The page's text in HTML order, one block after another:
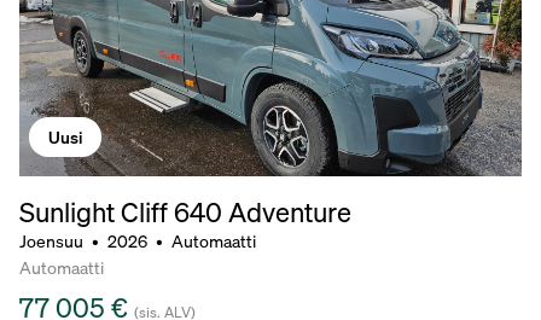
Uusi
Sunlight Cliff 640 Adventure
Joensuu • 2026 • Automaatti
Automaatti
77 005 € (sis. ALV)